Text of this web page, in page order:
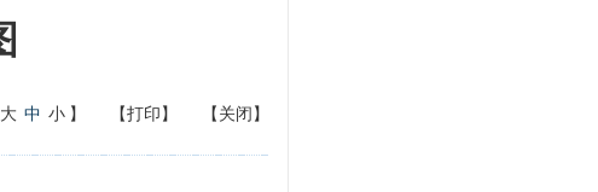
【关闭】
【打印】
大 中 小 】